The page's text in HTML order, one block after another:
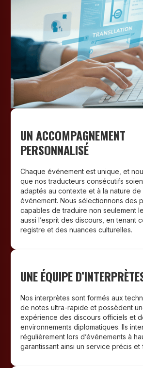
UN ACCOMPAGNEMENT
PERSONNALISÉ
Chaque événement est unique, et
que nos traducteurs consécutifs
adaptés au contexte et à la nature de
événement. Nous sélectionnons des
capables de traduire non seulement
aussi l’esprit des discours, en tenant
registre et des nuances culturelles.
UNE ÉQUIPE
Nos interprètes sont formés aux
de notes ultra-rapide et possèdent
expérience des discours officiels et
environnements diplomatiques. Ils
régulièrement lors d’événements à
garantissant ainsi un service précis et